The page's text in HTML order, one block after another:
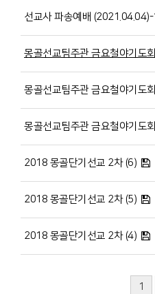
선교사 파송예배 (2021.04.04)-
몽골선교팀주관 금요철야기도
몽골선교팀주관 금요철야기도
몽골선교팀주관 금요철야기도
2018 몽골단기선교 2차 (6)
2018 몽골단기선교 2차 (5)
2018 몽골단기선교 2차 (4)
1